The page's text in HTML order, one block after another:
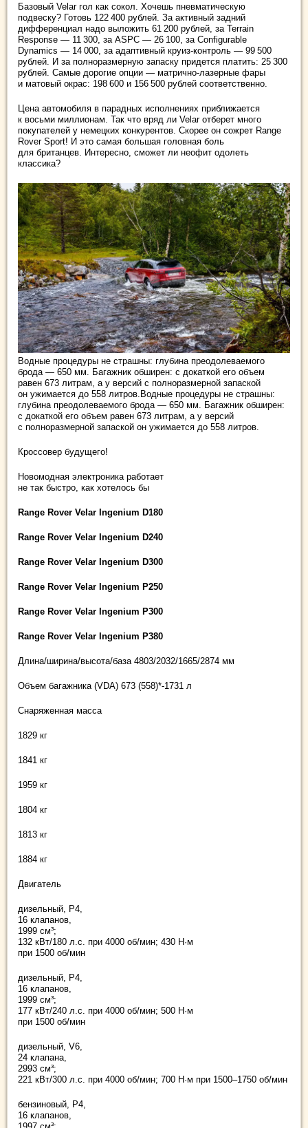
Базовый Velar гол как сокол. Хочешь пневматическую
подвеску? Готовь 122 400 рублей. За активный задний
дифференциал надо выложить 61 200 рублей, за Terrain
Response — 11 300, за ASPC — 26 100, за Configurable
Dynamics — 14 000, за адаптивный круиз-контроль — 99 500
рублей. И за полноразмерную запаску придется платить: 25 300
рублей. Самые дорогие опции — матрично-лазерные фары
и матовый окрас: 198 600 и 156 500 рублей ­соответственно.
Цена автомобиля в парадных исполнениях приближается
к восьми миллионам. Так что вряд ли Velar отберет много
покупателей у немецких конкурентов. Скорее он сожрет Range
Rover Sport! И это самая большая головная боль
для британцев. Интересно, сможет ли неофит одолеть
классика?
Водные процедуры не страшны: глубина преодолеваемого
брода — 650 мм. Багажник обширен: с докаткой его объем
равен 673 литрам, а у версий с полноразмерной запаской
он ужимается до 558 литров.Водные процедуры не страшны:
глубина преодолеваемого брода — 650 мм. Багажник обширен:
с докаткой его объем равен 673 литрам, а у версий
с полноразмерной запаской он ужимается до 558 литров.
Кроссовер будущего!
Новомодная электроника работает
не так быстро, как хотелось бы
Rangе Rover Velar Ingenium D180
Rangе Rover Velar Ingenium D240
Rangе Rover Velar Ingenium D300
Rangе Rover Velar Ingenium P250
Rangе Rover Velar Ingenium P300
Rangе Rover Velar Ingenium P380
Длина/ширина/высота/база 4803/2032/1665/2874 мм
Объем багажника (VDA) 673 (558)*-1731 л
Снаряженная масса
1829 кг
1841 кг
1959 кг
1804 кг
1813 кг
1884 кг
Двигатель
дизельный, Р4,
16 клапанов,
1999 см³;
132 кВт/180 л.с. при 4000 об/мин; 430 Н·м
при 1500 об/мин
дизельный, Р4,
16 клапанов,
1999 см³;
177 кВт/240 л.с. при 4000 об/мин; 500 Н·м
при 1500 об/мин
дизельный, V6,
24 клапана,
2993 см³;
221 кВт/300 л.с. при 4000 об/мин; 700 Н·м при 1500–1750 об/мин
бензиновый, Р4,
16 клапанов,